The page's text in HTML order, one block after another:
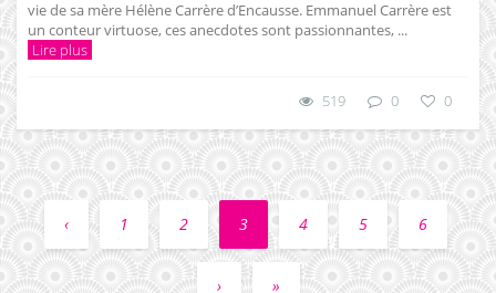
vie de sa mère Hélène Carrère d’Encausse. Emmanuel Carrère est
un conteur virtuose, ces anecdotes sont passionnantes, ...
Lire plus
519 0 0
‹ 1 2 3 4 5 6
› »